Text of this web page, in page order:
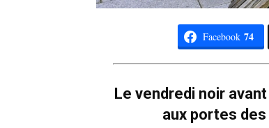
Facebook 74
Le vendredi noir avant
aux portes